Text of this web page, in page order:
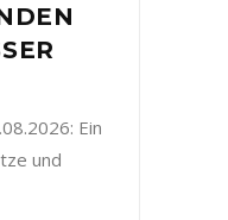
Ein
und